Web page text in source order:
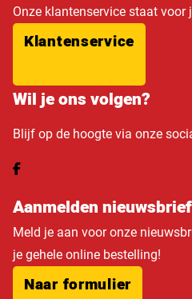
Onze klantenservice staat voor
Klantenservice
Wil je ons volgen?
Blijf op de hoogte via onze
Aanmelden nieuwsbrief
Meld je aan voor onze
je gehele online bestelling!
Naar formulier